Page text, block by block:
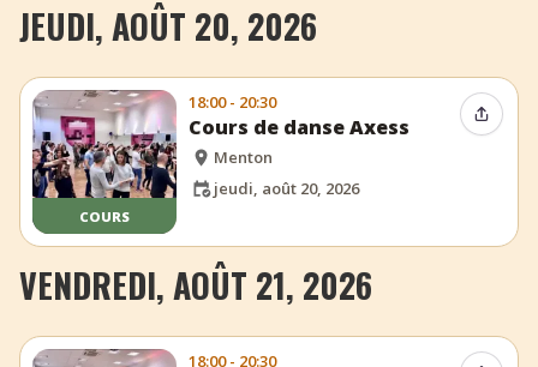
JEUDI, AOÛT 20, 2026
COURS
18:00 - 20:30
Cours de danse Axess
Menton
jeudi, août 20, 2026
VENDREDI, AOÛT 21, 2026
18:00 - 20:30